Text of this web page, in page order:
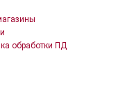
обработки ПД